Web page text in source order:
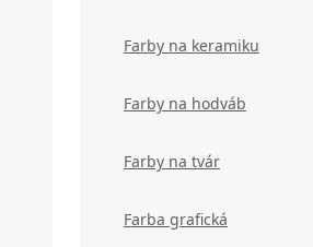
Farby na keramiku
Farby na hodváb
Farby na tvár
Farba grafická